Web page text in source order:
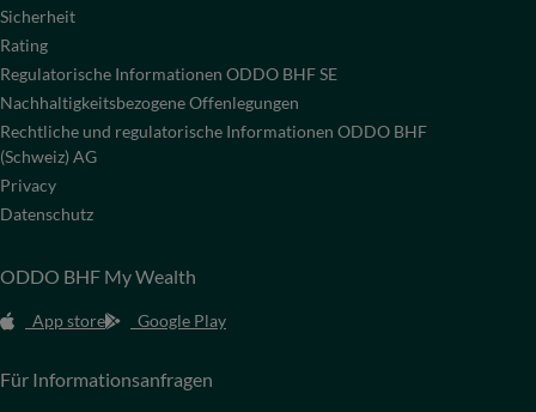
Sicherheit
Rating
Regulatorische Informationen ODDO BHF SE
Nachhaltigkeitsbezogene Offenlegungen
Rechtliche und regulatorische Informationen ODDO BHF
(Schweiz) AG
Privacy
Datenschutz
ODDO BHF My Wealth
App store Google Play
Für Informationsanfragen